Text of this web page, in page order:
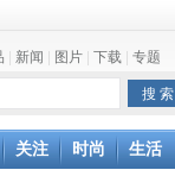
年下半年发布
新闻 图片 下载 专题
关注 时尚 生活